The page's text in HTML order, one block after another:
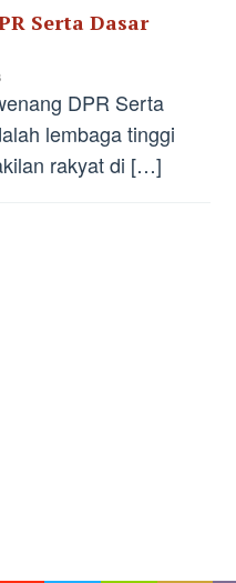
Serta Dasar
DPR Serta
lembaga tinggi
rakyat di […]